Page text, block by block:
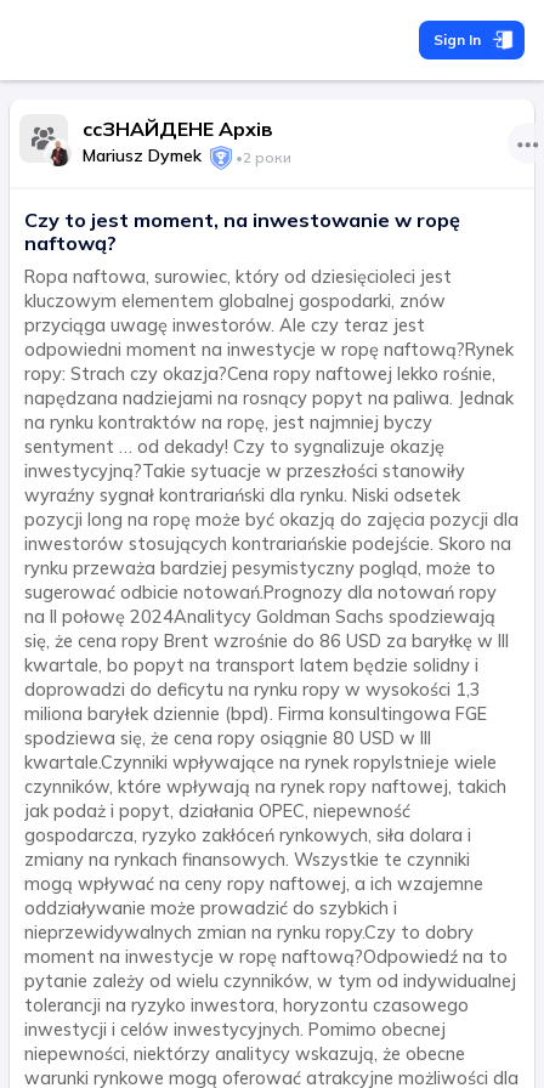
Sign In
ccЗНАЙДЕНЕ Архів
Mariusz Dymek •2 роки
Czy to jest moment, na inwestowanie w ropę
naftową?
Ropa naftowa, surowiec, który od dziesięcioleci jest
kluczowym elementem globalnej gospodarki, znów
przyciąga uwagę inwestorów. Ale czy teraz jest
odpowiedni moment na inwestycje w ropę naftową?Rynek
ropy: Strach czy okazja?Cena ropy naftowej lekko rośnie,
napędzana nadziejami na rosnący popyt na paliwa. Jednak
na rynku kontraktów na ropę, jest najmniej byczy
sentyment … od dekady! Czy to sygnalizuje okazję
inwestycyjną?Takie sytuacje w przeszłości stanowiły
wyraźny sygnał kontrariański dla rynku. Niski odsetek
pozycji long na ropę może być okazją do zajęcia pozycji dla
inwestorów stosujących kontrariańskie podejście. Skoro na
rynku przeważa bardziej pesymistyczny pogląd, może to
sugerować odbicie notowań.Prognozy dla notowań ropy
na II połowę 2024Analitycy Goldman Sachs spodziewają
się, że cena ropy Brent wzrośnie do 86 USD za baryłkę w III
kwartale, bo popyt na transport latem będzie solidny i
doprowadzi do deficytu na rynku ropy w wysokości 1,3
miliona baryłek dziennie (bpd). Firma konsultingowa FGE
spodziewa się, że cena ropy osiągnie 80 USD w III
kwartale.Czynniki wpływające na rynek ropyIstnieje wiele
czynników, które wpływają na rynek ropy naftowej, takich
jak podaż i popyt, działania OPEC, niepewność
gospodarcza, ryzyko zakłóceń rynkowych, siła dolara i
zmiany na rynkach finansowych. Wszystkie te czynniki
mogą wpływać na ceny ropy naftowej, a ich wzajemne
oddziaływanie może prowadzić do szybkich i
nieprzewidywalnych zmian na rynku ropy.Czy to dobry
moment na inwestycje w ropę naftową?Odpowiedź na to
pytanie zależy od wielu czynników, w tym od indywidualnej
tolerancji na ryzyko inwestora, horyzontu czasowego
inwestycji i celów inwestycyjnych. Pomimo obecnej
niepewności, niektórzy analitycy wskazują, że obecne
warunki rynkowe mogą oferować atrakcyjne możliwości dla